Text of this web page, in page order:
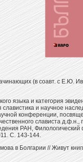
(в соавт. с Е.Ю.
языка и категория
и научное
конференции,
слависта
РАН,
С. 143-144.
в Болгарии // Живут